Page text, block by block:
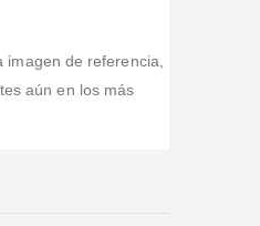
imagen de referencia,
aún en los más